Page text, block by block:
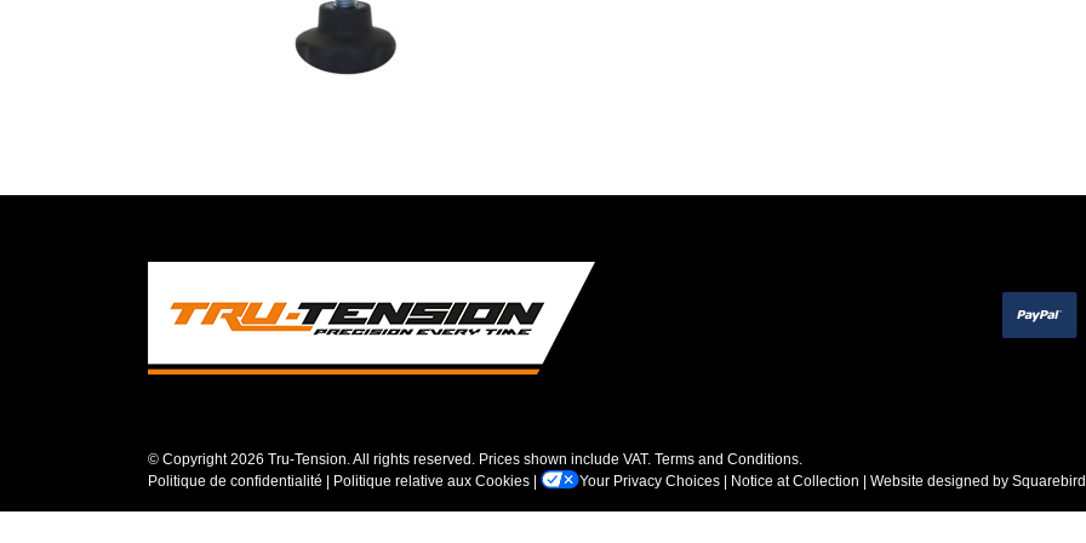
© Copyright2026 Tru-Tension. All rights reserved. Prices shown include VAT. Terms and Conditions.
Politique de confidentialité
Politique relative aux Cookies Your Privacy Choices Notice at Collection | Website designed by Squarebird